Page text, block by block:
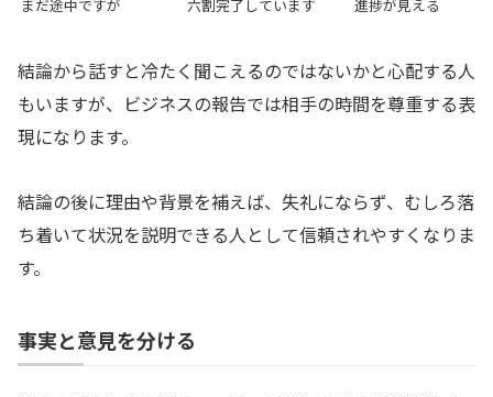
まだ途中ですが
六割完了しています 進捗が見える
結論から話すと冷たく聞こえるのではないかと心配する人
もいますが、ビジネスの報告では相手の時間を尊重する表
現になります。
結論の後に理由や背景を補えば、失礼にならず、むしろ落
ち着いて状況を説明できる人として信頼されやすくなりま
す。
事実と意見を分ける